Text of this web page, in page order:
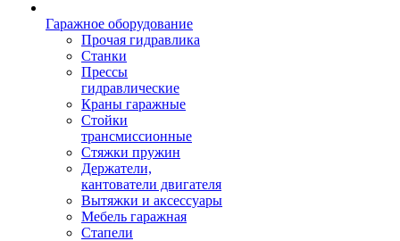
Гаражное оборудование
Прочая гидравлика
Станки
Прессы
гидравлические
Краны гаражные
Стойки
трансмиссионные
Стяжки пружин
Держатели,
кантователи двигателя
Вытяжки и аксессуары
Мебель гаражная
Стапели